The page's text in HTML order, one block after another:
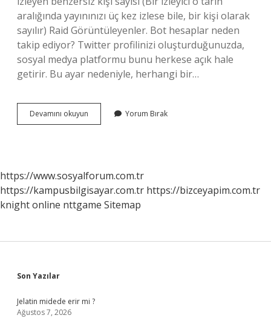
aralığında yayınınızı üç kez izlese bile, bir kişi olarak
sayılır) Raid Görüntüleyenler. Bot hesaplar neden
takip ediyor? Twitter profilinizi oluşturduğunuzda,
sosyal medya platformu bunu herkese açık hale
getirir. Bu ayar nedeniyle, herhangi bir…
Devamını okuyun
Izleyici
Yorum Bırak
https://www.sosyalforum.com.tr
https://kampusbilgisayar.com.tr https://bizceyapim.com.tr
knight online nttgame Sitemap
Sidebar
Son Yazılar
Jelatin midede erir mi ?
Ağustos 7, 2026